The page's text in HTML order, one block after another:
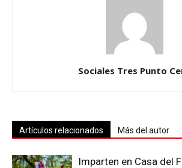
Sociales Tres Punto
Artículos relacionados Más del autor
Imparten en Casa del